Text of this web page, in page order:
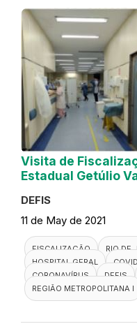
Visita de
Estadual Getúlio
DEFIS
11 de May de 2021
FISCALIZAÇÃO
RIO DE
HOSPITAL GERAL
CORONAVÍRUS
DEFIS
REGIÃO METROPOLITANA I